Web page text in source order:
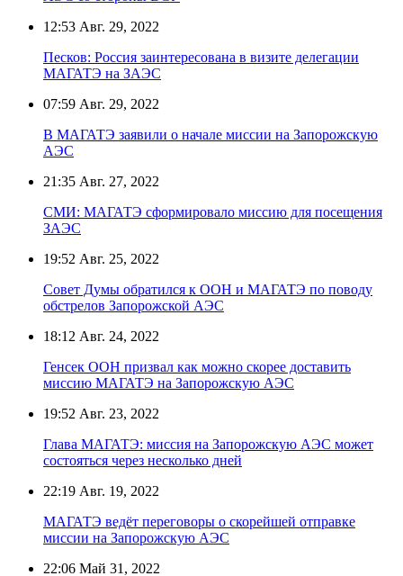
12:53 Авг. 29, 2022
Песков: Россия заинтересована в визите делегации
МАГАТЭ на ЗАЭС
07:59 Авг. 29, 2022
В МАГАТЭ заявили о начале миссии на Запорожскую
АЭС
21:35 Авг. 27, 2022
СМИ: МАГАТЭ сформировало миссию для посещения
ЗАЭС
19:52 Авг. 25, 2022
Совет Думы обратился к ООН и МАГАТЭ по поводу
обстрелов Запорожской АЭС
18:12 Авг. 24, 2022
Генсек ООН призвал как можно скорее доставить
миссию МАГАТЭ на Запорожскую АЭС
19:52 Авг. 23, 2022
Глава МАГАТЭ: миссия на Запорожскую АЭС может
состояться через несколько дней
22:19 Авг. 19, 2022
МАГАТЭ ведёт переговоры о скорейшей отправке
миссии на Запорожскую АЭС
22:06 Май 31, 2022